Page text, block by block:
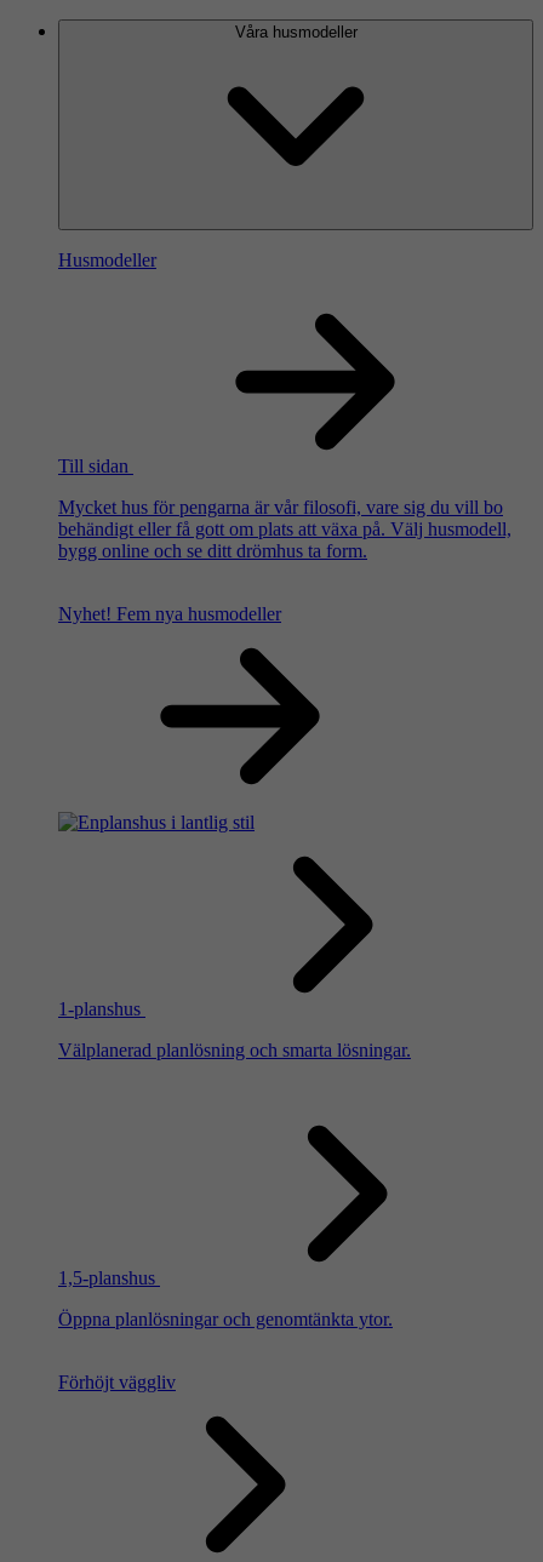
Våra husmodeller
Husmodeller
Till sidan
Mycket hus för pengarna är vår filosofi, vare sig du vill bo
behändigt eller få gott om plats att växa på. Välj husmodell,
bygg online och se ditt drömhus ta form.
Nyhet! Fem nya husmodeller
1-planshus
Välplanerad planlösning och smarta lösningar.
1,5-planshus
Öppna planlösningar och genomtänkta ytor.
Förhöjt väggliv